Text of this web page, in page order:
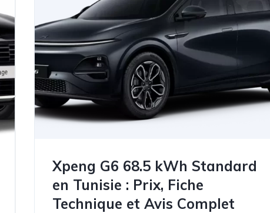
Xpeng G6 68.5 kWh Standard
en Tunisie : Prix, Fiche
Technique et Avis Complet